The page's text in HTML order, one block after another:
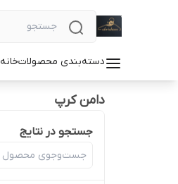
دسته‌بندی محصولاتخانه
دامن کرپ
جستجو در نتایج